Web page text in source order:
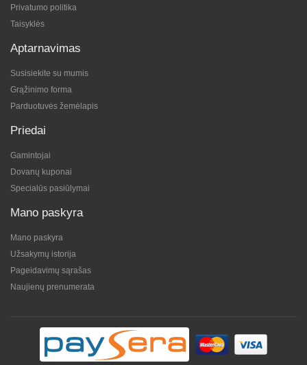
Privatumo politika
Taisyklės
Aptarnavimas
Susisiekite su mumis
Grąžinimo forma
Parduotuvės žemėlapis
Priedai
Gamintojai
Dovanų kuponai
Specialūs pasiūlymai
Mano paskyra
Mano paskyra
Užsakymų istorija
Pageidavimų sąrašas
Naujienų prenumerata